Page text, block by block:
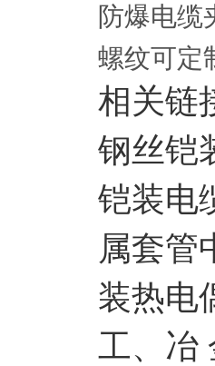
防爆电缆
螺纹可定
相关链
钢丝铠
铠装电
属套管
装热电
工、冶